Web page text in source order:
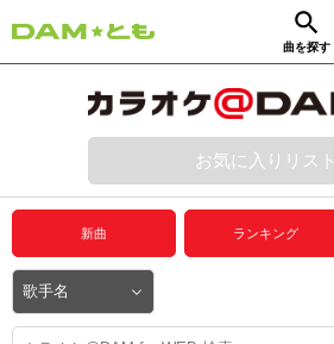
曲を探す
動画からさがす
ログイン
プレミアムサービス
DAM★とも動画
DAM★とも録音
お気に入りリスト
新曲 ランキング